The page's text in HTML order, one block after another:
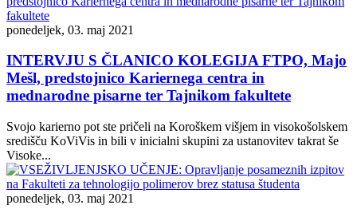
ponedeljek, 03. maj 2021
INTERVJU S ČLANICO KOLEGIJA FTPO, Majo
Mešl, predstojnico Kariernega centra in
mednarodne pisarne ter Tajnikom fakultete
Svojo karierno pot ste pričeli na Koroškem višjem in visokošolskem
središču KoViVis in bili v inicialni skupini za ustanovitev takrat še
Visoke...
ponedeljek, 03. maj 2021